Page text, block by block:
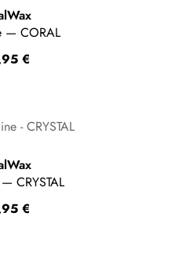
— CORAL
€
CRYSTAL
€